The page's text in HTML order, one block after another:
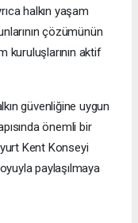
halkın yaşam
çözümünün
kuruluşlarının aktif
güvenliğine uygun
önemli bir
Kent Konseyi
paylaşılmaya